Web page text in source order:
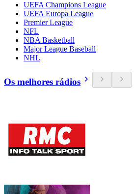
UEFA Champions League
UEFA Europa League
Premier League
NFL
NBA Basketball
Major League Baseball
NHL
Os melhores rádios